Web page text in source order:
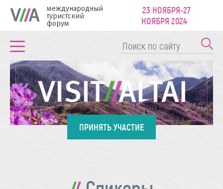
международный
туристский
форум
23 НОЯБРЯ-27
НОЯБРЯ 2024
ПРИНЯТЬ УЧАСТИЕ